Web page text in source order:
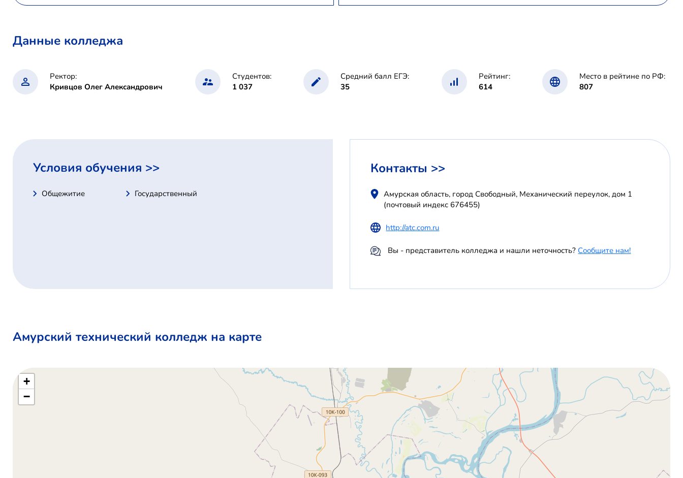
Данные колледжа
Ректор:
Кривцов Олег Александрович
Студентов:
1 037
Средний балл ЕГЭ:
35
Рейтинг:
614
Место в рейтине по РФ:
807
Условия обучения >>
Общежитие Государственный
Контакты >>
Амурская область, город Свободный, Механический переулок, дом 1
(почтовый индекс 676455)
http://atc.com.ru
Вы - представитель колледжа и нашли неточность? Сообщите нам!
Амурский технический колледж на карте
+
−